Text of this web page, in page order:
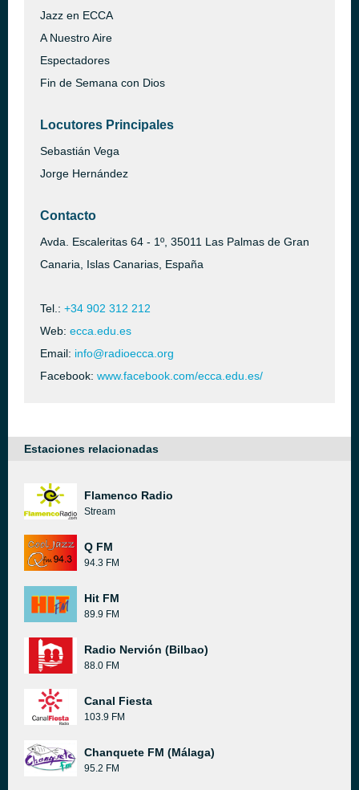
Jazz en ECCA
A Nuestro Aire
Espectadores
Fin de Semana con Dios
Locutores Principales
Sebastián Vega
Jorge Hernández
Contacto
Avda. Escaleritas 64 - 1º, 35011 Las Palmas de Gran
Canaria, Islas Canarias, España
Tel.: +34 902 312 212
Web: ecca.edu.es
Email: info@radioecca.org
Facebook: www.facebook.com/ecca.edu.es/
Estaciones relacionadas
Flamenco Radio
Stream
Q FM
94.3 FM
Hit FM
89.9 FM
Radio Nervión (Bilbao)
88.0 FM
Canal Fiesta
103.9 FM
Chanquete FM (Málaga)
95.2 FM